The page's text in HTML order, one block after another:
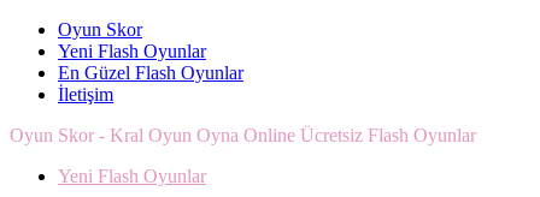
Oyun Skor
Yeni Flash Oyunlar
En Güzel Flash Oyunlar
İletişim
Oyun Skor - Kral Oyun Oyna Online Ücretsiz Flash Oyunlar
Yeni Flash Oyunlar